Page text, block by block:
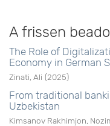
A frissen
The Role of
Economy in German
Zinati, Ali (2025)
From traditional
Uzbekistan
Kimsanov Rakhimjon,